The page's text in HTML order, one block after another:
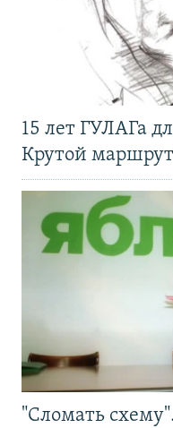
15 лет ГУЛАГа
Крутой
"Сломать